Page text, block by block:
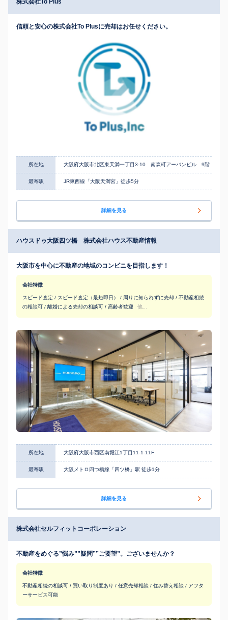
株式会社To Plus
信頼と安心の株式会社To Plusに売却はお任せください。
所在地 大阪府大阪市北区東天満一丁目3-10 南森町アーバンビル 9階
最寄駅 JR東西線「大阪天満宮」徒歩5分
詳細を見る
ハウスドゥ大阪四ツ橋 株式会社ハウス不動産情報
大阪市を中心に不動産の地域のコンビニを目指します！
会社特徴
スピード査定 / スピード査定（最短即日） / 周りに知られずに売却 / 不動産相続
の相談可 / 離婚による売却の相談可 / 高齢者歓迎
他...
所在地 大阪府大阪市西区南堀江1丁目11-1-11F
最寄駅 大阪メトロ四つ橋線「四ツ橋」駅 徒歩1分
詳細を見る
株式会社セルフィットコーポレーション
不動産をめぐる”悩み””疑問””ご要望”。ございませんか？
会社特徴
不動産相続の相談可 / 買い取り制度あり / 任意売却相談 / 住み替え相談 / アフタ
ーサービス可能